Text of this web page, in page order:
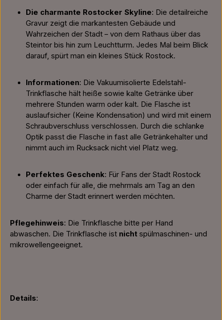
Die charmante Rostocker Skyline: Die detailreiche
Gravur zeigt die markantesten Gebäude und
Wahrzeichen der Stadt – von dem Rathaus über das
Steintor bis hin zum Leuchtturm. Jedes Mal beim Blick
darauf, spürt man ein kleines Stück Rostock.
Informationen: Die Vakuumisolierte Edelstahl-
Trinkflasche hält heiße sowie kalte Getränke über
mehrere Stunden warm oder kalt. Die Flasche ist
auslaufsicher (Keine Kondensation) und wird mit einem
Schraubverschluss verschlossen. Durch die schlanke
Optik passt die Flasche in fast alle Getränkehalter und
nimmt auch im Rucksack nicht viel Platz weg.
Perfektes Geschenk: Für Fans der Stadt Rostock
oder einfach für alle, die mehrmals am Tag an den
Charme der Stadt erinnert werden möchten.
Pflegehinweis: Die Trinkflasche bitte per Hand
abwaschen. Die Trinkflasche ist nicht spülmaschinen- und
mikrowellengeeignet.
Details: